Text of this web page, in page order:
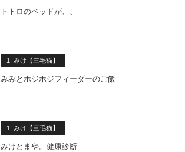
トトロのベッドが、、
1. みけ【三毛猫】
みみとホジホジフィーダーのご飯
1. みけ【三毛猫】
みけとまや。健康診断